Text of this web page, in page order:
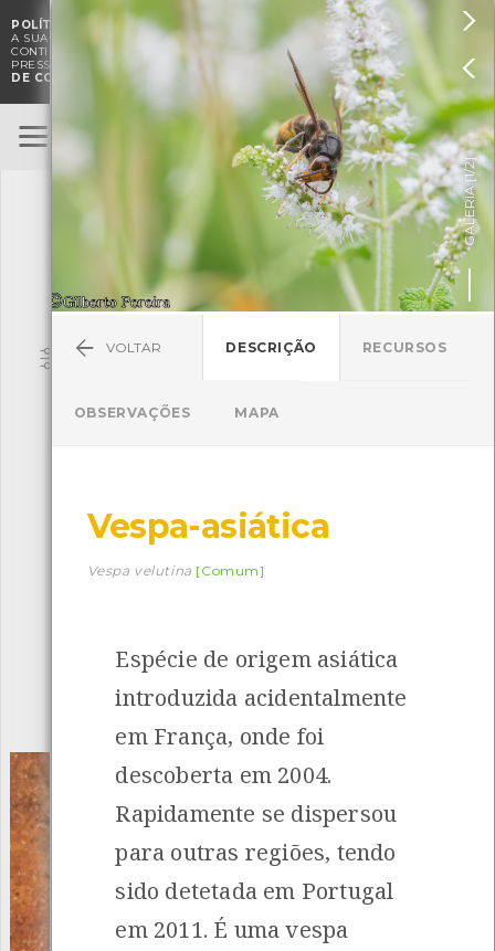
POLÍTICA DE COOKIES. O CMIA UTILIZA COOKIES PARA MELHORAR
A SUA EXPERIÊNCIA DE NAVEGAÇÃO E PARA FINS ESTATÍSTICOS.
CONTINUAÇÃO DA UTILIZAÇÃO DESTE WEBSITE E SERVIÇOS
PRESSUPÕE A ACEITAÇÃO DA UTILIZAÇÃO DE COOKIES.POLÍTICA
DE COOKIES

ENTRAR
BioRegisto
TERMOS DE UTILIZAÇÃO
SUBMETER OBSERVAÇÃO
Pesquisa
Descarregar a app BioRegisto
Espécies 4829 Observações


GALERIA [
1/2
]
VOLTAR DESCRIÇÃO RECURSOS
OBSERVAÇÕES MAPA
Vespa-asiática
Vespa velutina [Comum]
Espécie de origem asiática
introduzida acidentalmente
em França, onde foi
descoberta em 2004.
Rapidamente se dispersou
para outras regiões, tendo
sido detetada em Portugal
em 2011. É uma vespa